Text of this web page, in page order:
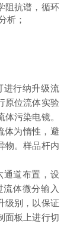
阻抗谱，循环
析；
进行纳升级流
原位流体实验
污染电镜。
体为惰性，避
物。样品杆内
通道布置，设
体微分输入
级别，以保证
面板上进行切